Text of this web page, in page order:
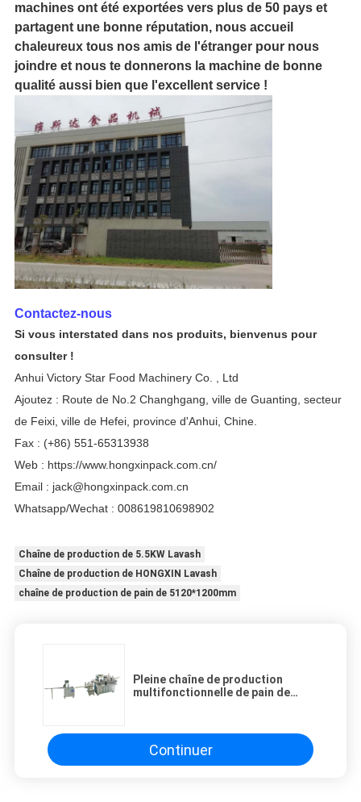
machines ont été exportées vers plus de 50 pays et
partagent une bonne réputation, nous accueil
chaleureux tous nos amis de l'étranger pour nous
joindre et nous te donnerons la machine de bonne
qualité aussi bien que l'excellent service !
Contactez-nous
Si vous interstated dans nos produits, bienvenus pour
consulter !
Anhui Victory Star Food Machinery Co. , Ltd
Ajoutez : Route de No.2 Changhgang, ville de Guanting, secteur
de Feixi, ville de Hefei, province d'Anhui, Chine.
Fax : (+86) 551-65313938
Web : https://www.hongxinpack.com.cn/
Email : jack@hongxinpack.com.cn
Whatsapp/Wechat : 008619810698902
Chaîne de production de 5.5KW Lavash
Chaîne de production de HONGXIN Lavash
chaîne de production de pain de 5120*1200mm
Pleine chaîne de production
multifonctionnelle de pain de
Continuer